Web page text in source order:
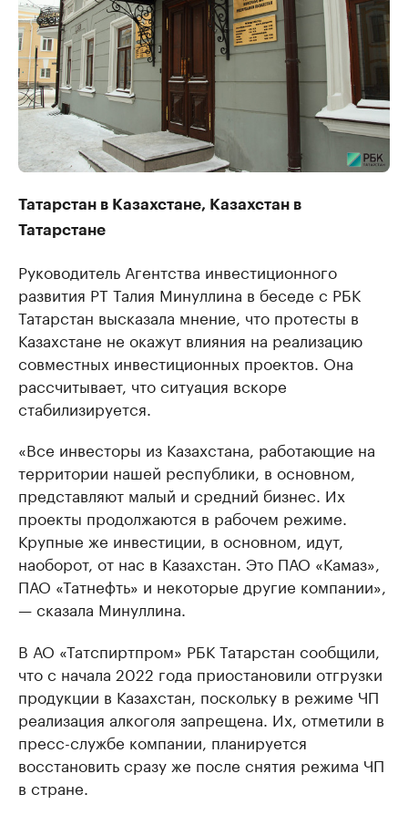
Татарстан в Казахстане, Казахстан в
Татарстане
Руководитель Агентства инвестиционного
развития РТ Талия Минуллина в беседе с РБК
Татарстан высказала мнение, что протесты в
Казахстане не окажут влияния на реализацию
совместных инвестиционных проектов. Она
рассчитывает, что ситуация вскоре
стабилизируется.
«Все инвесторы из Казахстана, работающие на
территории нашей республики, в основном,
представляют малый и средний бизнес. Их
проекты продолжаются в рабочем режиме.
Крупные же инвестиции, в основном, идут,
наоборот, от нас в Казахстан. Это ПАО «Камаз»,
ПАО «Татнефть» и некоторые другие компании»,
— сказала Минуллина.
В АО «Татспиртпром» РБК Татарстан сообщили,
что с начала 2022 года приостановили отгрузки
продукции в Казахстан, поскольку в режиме ЧП
реализация алкоголя запрещена. Их, отметили в
пресс-службе компании, планируется
восстановить сразу же после снятия режима ЧП
в стране.